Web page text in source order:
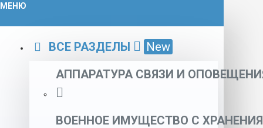
МЕНЮ
ВСЕ РАЗДЕЛЫ
New
АППАРАТУРА СВЯЗИ И
ВОЕННОЕ ИМУЩЕСТВО С ХРАНЕНИЯ